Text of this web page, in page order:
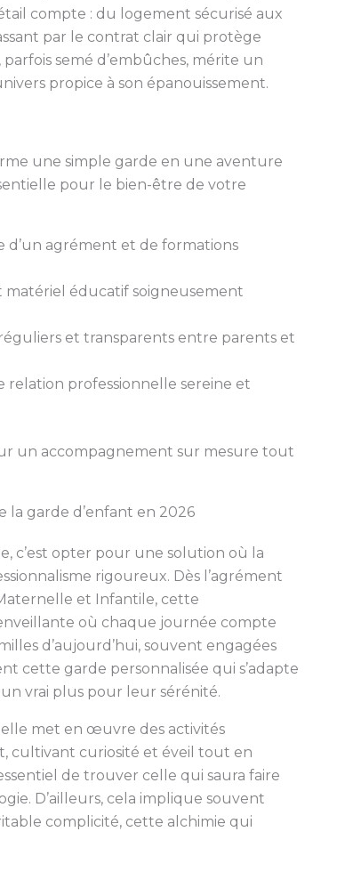
compte : du logement sécurisé aux
par le contrat clair qui protège
semé d’embûches, mérite un
propice à son épanouissement.
une simple garde en une aventure
pour le bien-être de votre
d’un agrément et de formations
matériel éducatif soigneusement
et transparents entre parents et
relation professionnelle sereine et
un accompagnement sur mesure tout
la garde d’enfant en 2026
c’est opter pour une solution où la
rigoureux. Dès l’agrément
et Infantile, cette
où chaque journée compte
d’aujourd’hui, souvent engagées
cette garde personnalisée qui s’adapte
vrai plus pour leur sérénité.
met en œuvre des activités
cultivant curiosité et éveil tout en
de trouver celle qui saura faire
D’ailleurs, cela implique souvent
complicité, cette alchimie qui